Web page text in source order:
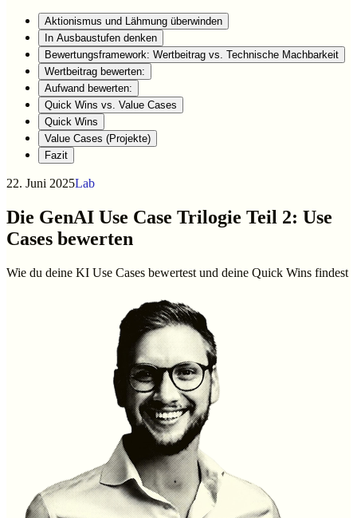
Aktionismus und Lähmung überwinden
In Ausbaustufen denken
Bewertungsframework: Wertbeitrag vs. Technische Machbarkeit
Wertbeitrag bewerten:
Aufwand bewerten:
Quick Wins vs. Value Cases
Quick Wins
Value Cases (Projekte)
Fazit
22. Juni 2025Lab
Die GenAI Use Case Trilogie Teil 2: Use
Cases bewerten
Wie du deine KI Use Cases bewertest und deine Quick Wins findest